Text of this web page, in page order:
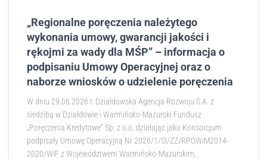
„Regionalne poręczenia należytego
wykonania umowy, gwarancji jakości i
rękojmi za wady dla MŚP” – informacja o
podpisaniu Umowy Operacyjnej oraz o
naborze wniosków o udzielenie poręczenia
W dniu 29.06.2026 r. Działdowska Agencja Rozwoju S.A. z
siedzibą w Działdowie i Warmińsko-Mazurski Fundusz
„Poręczenia Kredytowe” Sp. z o.o. działając jako Konsorcjum
podpisały Umowę Operacyjną Nr 2026/1/SI/ZZ/RPOWiM2014-
2020/WIF z Województwem Warmińsko-Mazurskim,